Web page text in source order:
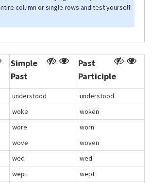
column or single rows and test yourself
Simple
Past
Past
Participle
understood
understood
woke
woken
wore
worn
wove
woven
wed
wed
wept
wept